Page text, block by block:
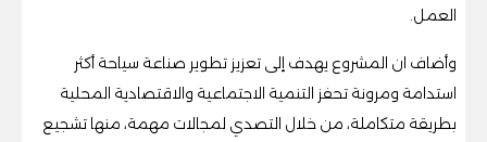
العمل.
وأضاف ان المشروع يهدف إلى تعزيز تطوير صناعة سياحة أكثر
استدامة ومرونة تحفز التنمية الاجتماعية والاقتصادية المحلية
بطريقة متكاملة، من خلال التصدي لمجالات مهمة، منها تشجيع